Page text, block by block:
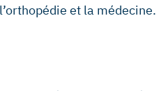
et la médecine.